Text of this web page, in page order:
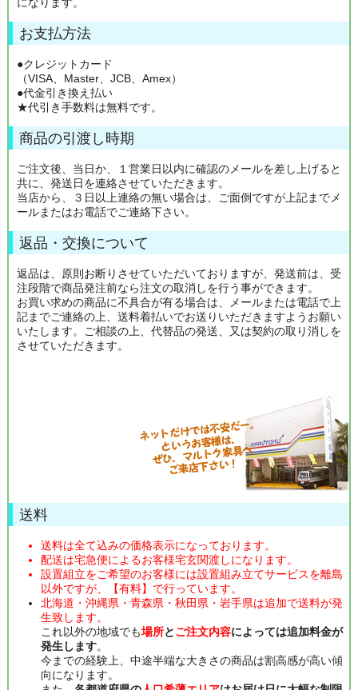
お支払方法
●クレジットカード
（VISA、Master、JCB、Amex）
●代金引き換え払い
★代引き手数料は無料です。
商品の引渡し時期
ご注文後、当日か、１営業日以内に確認のメールを差し上げると
共に、発送日を連絡させていただきます。
当店から、３日以上連絡の無い場合は、ご面倒ですが上記までメ
ールまたはお電話でご連絡下さい。
返品・交換について
返品は、原則お断りさせていただいておりますが、発送前は、受
注段階で商品発注前なら注文の取消しを行う事ができます。
お買い求めの商品に不具合が有る場合は、メールまたは電話で上
記までご連絡の上、送料着払いでお送りいただきますようお願い
いたします。ご相談の上、代替品の発送、又は契約の取り消しを
させていただきます。
送料
送料は全て込みの価格表示になっております。
配送は宅急便によるお客様宅玄関渡しになります。
設置組立をご希望のお客様には設置組み立てサービスを離島
以外ですが、【有料】で行っています。
北海道・沖縄県・青森県・秋田県・岩手県は追加で送料が発
生致します。
これ以外の地域でも場所とご注文内容によっては追加料金が
発生します。
今までの経験上、中途半端な大きさの商品は割高感が高い傾
向になります。